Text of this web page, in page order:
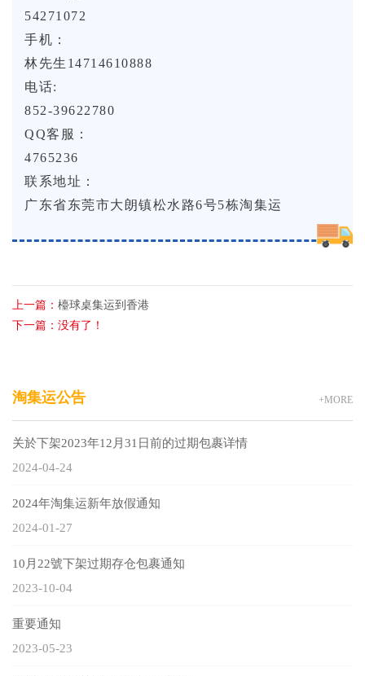
54271072
手机：
林先生14714610888
电话:
852-39622780
QQ客服：
4765236
联系地址：
广东省东莞市大朗镇松水路6号5栋淘集运
上一篇： 檯球桌集运到香港
下一篇： 没有了！
淘集运公告 +MORE
关於下架2023年12月31日前的过期包裹详情
2024-04-24
2024年淘集运新年放假通知
2024-01-27
10月22號下架过期存仓包裹通知
2023-10-04
重要通知
2023-05-23